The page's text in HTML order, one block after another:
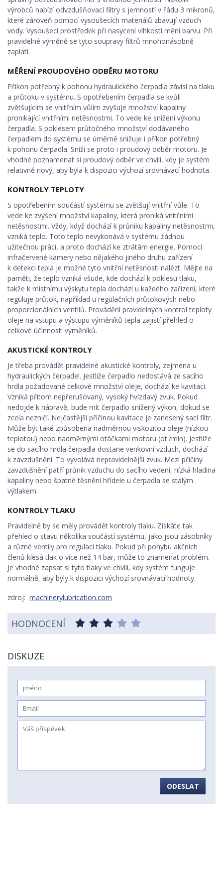
výrobců nabízí odvzdušňovací filtry s jemností v řádu 3 mikronů,
které zároveň pomocí vysoušecích materiálů zbavují vzduch
vody. Vysoušecí prostředek při nasycení vlhkostí mění barvu. Při
pravidelné výměně se tyto soupravy filtrů mnohonásobně
zaplatí.
MĚŘENÍ PROUDOVÉHO ODBĚRU MOTORU
Příkon potřebný k pohonu hydraulického čerpadla závisí na tlaku
a průtoku v systému. S opotřebením čerpadla se kvůli
zvětšujícím se vnitřním vůlím zvyšuje množství kapaliny
pronikající vnitřními netěsnostmi. To vede ke snížení výkonu
čerpadla. S poklesem průtočného množství dodávaného
čerpadlem do systému se úměrně snižuje i příkon potřebný
k pohonu čerpadla. Sníží se proto i proudový odběr motoru. Je
vhodné poznamenat si proudový odběr ve chvíli, kdy je systém
relativně nový, aby byla k dispozici výchozí srovnávací hodnota.
KONTROLY TEPLOTY
S opotřebením součástí systému se zvětšují vnitřní vůle. To
vede ke zvýšení množství kapaliny, která proniká vnitřními
netěsnostmi. Vždy, když dochází k průniku kapaliny netěsnostmi,
vzniká teplo. Toto teplo nevykonává v systému žádnou
užitečnou práci, a proto dochází ke ztrátám energie. Pomocí
infračervené kamery nebo nějakého jiného druhu zařízení
k detekci tepla je možné tyto vnitřní netěsnosti nalézt. Mějte na
paměti, že teplo vzniká všude, kde dochází k poklesu tlaku,
takže k místnímu výskytu tepla dochází u každého zařízení, které
reguluje průtok, například u regulačních průtokových nebo
proporcionálních ventilů. Provádění pravidelných kontrol teploty
oleje na vstupu a výstupu výměníků tepla zajistí přehled o
celkové účinnosti výměníků.
AKUSTICKÉ KONTROLY
Je třeba provádět pravidelné akustické kontroly, zejména u
hydraulických čerpadel. Jestliže čerpadlo nedostává ze sacího
hrdla požadované celkové množství oleje, dochází ke kavitaci.
Vzniká přitom nepřerušovaný, vysoký hvízdavý zvuk. Pokud
nedojde k nápravě, bude mít čerpadlo snížený výkon, dokud se
zcela nezničí. Nejčastější příčinou kavitace je zanesený sací filtr.
Může být také způsobena nadměrnou viskozitou oleje (nízkou
teplotou) nebo nadměrnými otáčkami motoru (ot./min). Jestliže
se do sacího hrdla čerpadla dostane venkovní vzduch, dochází
k zavzdušnění. To vyvolává nepravidelnější zvuk. Mezi příčiny
zavzdušnění patří průnik vzduchu do sacího vedení, nízká hladina
kapaliny nebo špatné těsnění hřídele u čerpadla se stálým
výtlakem.
KONTROLY TLAKU
Pravidelně by se měly provádět kontroly tlaku. Získáte tak
přehled o stavu několika součástí systému, jako jsou zásobníky
a různé ventily pro regulaci tlaku. Pokud při pohybu akčních
členů klesá tlak o více než 14 bar, může to znamenat problém.
Je vhodné zapsat si tyto tlaky ve chvíli, kdy systém funguje
normálně, aby byly k dispozici výchozí srovnávací hodnoty.
zdroj: machinerylubrication.com
HODNOCENÍ
DISKUZE
ODESLAT